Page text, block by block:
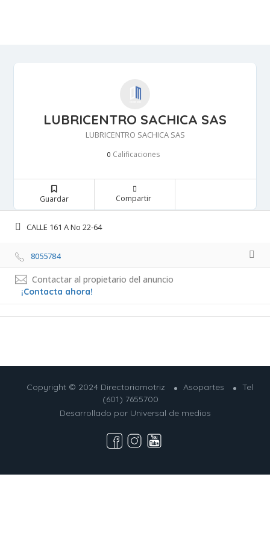
LUBRICENTRO SACHICA SAS
LUBRICENTRO SACHICA SAS
0 Calificaciones
Guardar Compartir
CALLE 161 A No 22-64
8055784
Contactar al propietario del anuncio
¡Contacta ahora!
Copyright © 2024 Directoriomotriz Asopartes
Tel
(601) 7655700
Desarrollado por Universal de medios